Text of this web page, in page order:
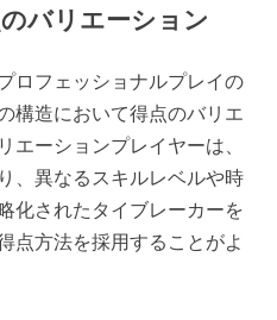
バリエーション
ロフェッショナルプレイの
構造において得点のバリエ
エーションプレイヤーは、
、異なるスキルレベルや時
化されたタイブレーカーを
点方法を採用することがよ